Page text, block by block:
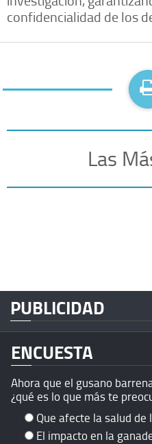
confidencialidad de los
Las
PUBLICIDAD
ENCUESTA
Ahora que el gusano
¿qué es lo que más te
Que afecte la salud de
El impacto en la